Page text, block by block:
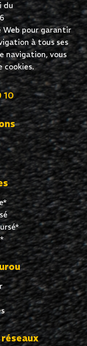
du
Web pour garantir
à tous ses
navigation, vous
cookies.
10